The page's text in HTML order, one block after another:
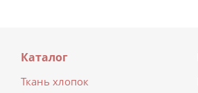
Каталог
Ткань хлопок